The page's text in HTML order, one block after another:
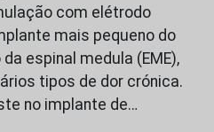
com elétrodo
mais pequeno do
espinal medula (EME),
tipos de dor crónica.
no implante de…